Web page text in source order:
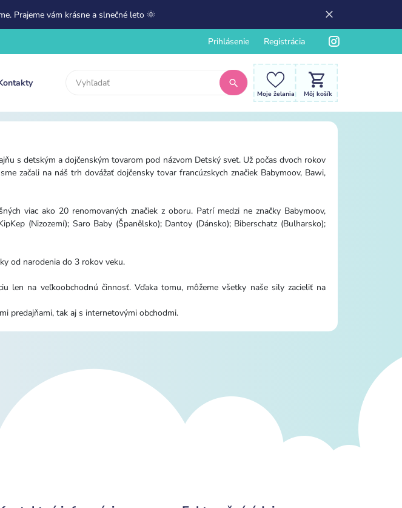
Prajeme vám krásne a slnečné leto 🌞
Prihlásenie Registrácia
Moje želania Môj košík
s detským a dojčenským tovarom pod názvom Detský svet. Už počas dvoch rokov
začali na náš trh dovážať dojčensky tovar francúzskych značiek Babymoov, Bawi,
viac ako 20 renomovaných značiek z oboru. Patrí medzi ne značky Babymoov,
(Nizozemí); Saro Baby (Španělsko); Dantoy (Dánsko); Biberschatz (Bulharsko);
od narodenia do 3 rokov veku.
len na veľkoobchodnú činnosť. Vďaka tomu, môžeme všetky naše sily zacieliť na
predajňami, tak aj s internetovými obchodmi.